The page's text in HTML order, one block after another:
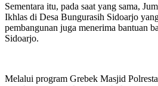
Sementara itu, pada saat yang sama,
Ikhlas di Desa Bungurasih Sidoarjo
pembangunan juga menerima bantuan
Sidoarjo.
Melalui program Grebek Masjid